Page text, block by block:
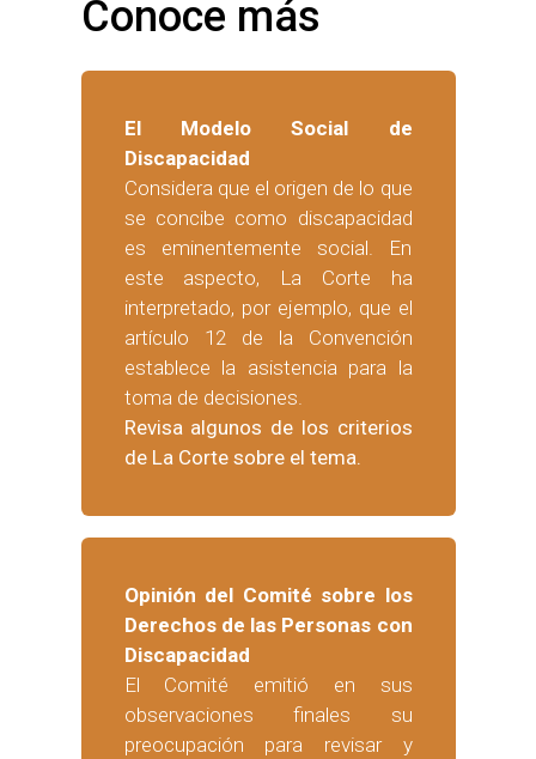
Conoce más
El Modelo Social de
Discapacidad
Considera que el origen de lo que
se concibe como discapacidad
es eminentemente social. En
este aspecto, La Corte ha
interpretado, por ejemplo, que el
artículo 12 de la Convención
establece la asistencia para la
toma de decisiones.
Revisa algunos de los criterios
de La Corte sobre el tema.
Opinión del Comité sobre los
Derechos de las Personas con
Discapacidad
El Comité emitió en sus
observaciones finales su
preocupación para revisar y